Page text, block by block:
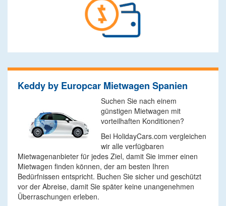
Keddy by Europcar Mietwagen Spanien
Suchen Sie nach einem
günstigen Mietwagen mit
vorteilhaften Konditionen?
Bei HolidayCars.com vergleichen
wir alle verfügbaren
Mietwagenanbieter für jedes Ziel, damit Sie immer einen
Mietwagen finden können, der am besten Ihren
Bedürfnissen entspricht. Buchen Sie sicher und geschützt
vor der Abreise, damit Sie später keine unangenehmen
Überraschungen erleben.